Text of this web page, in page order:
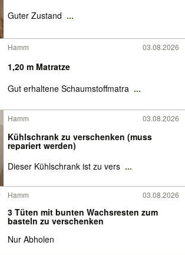
Guter Zustand ...
Hamm 03.08.2026
1,20 m Matratze
Gut erhaltene Schaumstoffmatra ...
Hamm 03.08.2026
Kühlschrank zu verschenken (muss
repariert werden)
Dieser Kühlschrank ist zu vers ...
Hamm 03.08.2026
3 Tüten mit bunten Wachsresten zum
basteln zu verschenken
Nur Abholen